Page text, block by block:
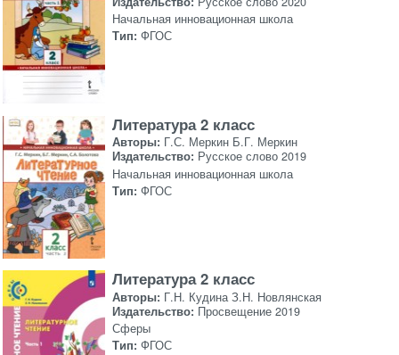
Начальная инновационная школа
Тип: ФГОС
Литература 2 класс
Авторы: Г.С. Меркин Б.Г. Меркин
Издательство: Русское слово 2019
Начальная инновационная школа
Тип: ФГОС
Литература 2 класс
Авторы: Г.Н. Кудина З.Н. Новлянская
Издательство: Просвещение 2019
Сферы
Тип: ФГОС